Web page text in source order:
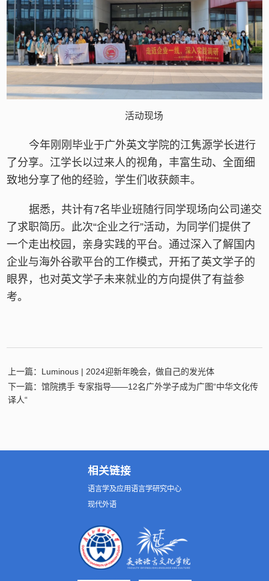
活动现场
今年刚刚毕业于广外英文学院的江隽源学长进行
了分享。江学长以过来人的视角，丰富生动、全面细
致地分享了他的经验，学生们收获颇丰。
据悉，共计有7名毕业班随行同学现场向公司递交
了求职简历。 此次“企业之行”活动，为同学们提供了
一个走出校园，亲身实践的平台。通过深入了解国内
企业与海外谷歌平台的工作模式，开拓了英文学子的
眼界，也对英文学子未来就业的方向提供了有益参
考。
上一篇：Luminous | 2024迎新年晚会，做自己的发光体
下一篇：馆院携手 专家指导——12名广外学子成为广图“中华文化传
译人“
相关链接
语言学及应用语言学研究中心
现代外语